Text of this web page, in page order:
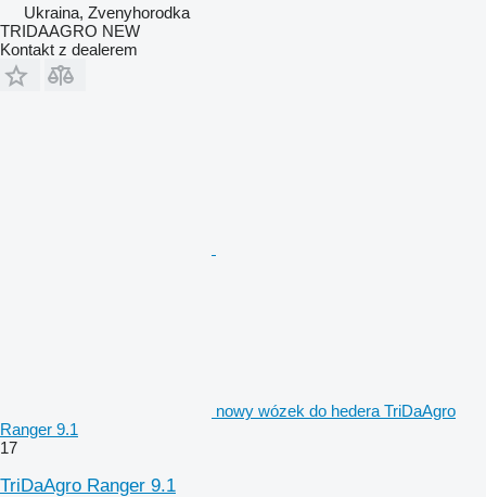
Ukraina, Zvenyhorodka
TRIDAAGRO NEW
Kontakt z dealerem
nowy wózek do hedera TriDaAgro
Ranger 9.1
17
TriDaAgro Ranger 9.1